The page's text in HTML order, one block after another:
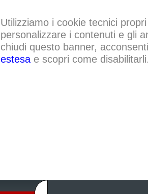
Utilizziamo i cookie tecnici
personalizzare i contenuti e gli
chiudi questo banner,
estesae scopri come